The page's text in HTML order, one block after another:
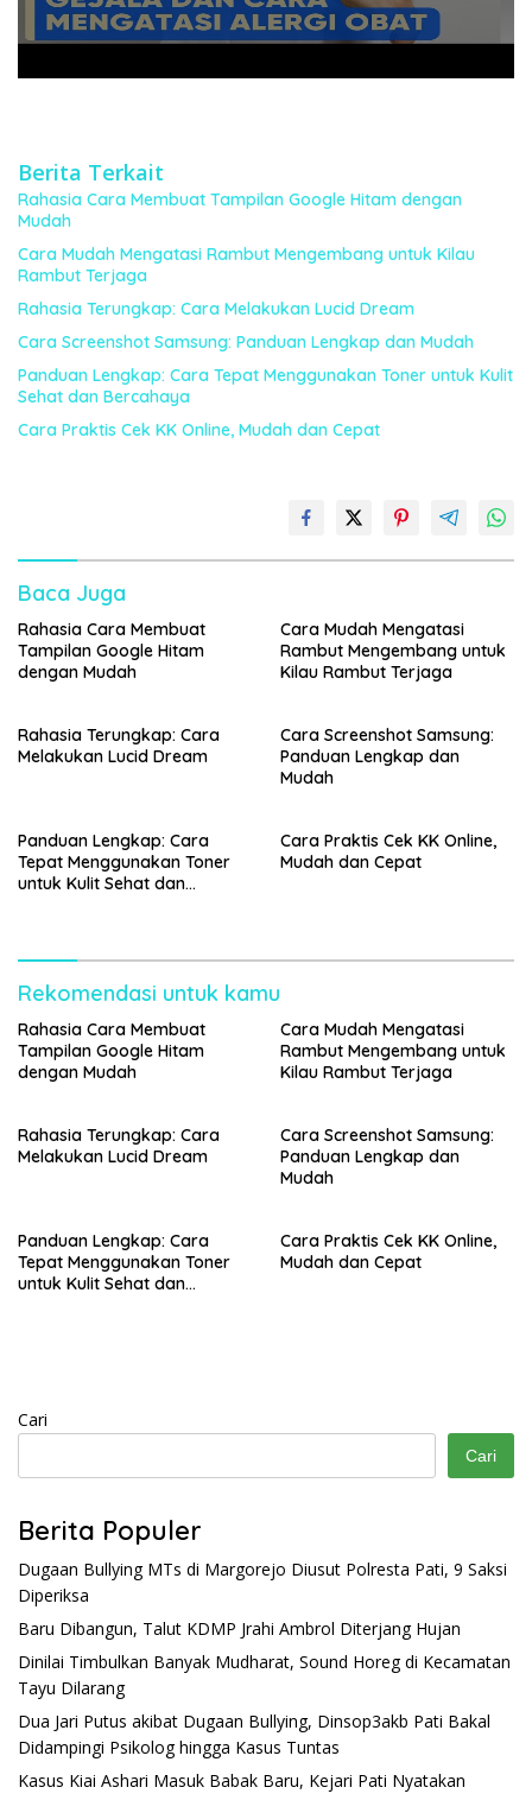
Berita Terkait
Rahasia Cara Membuat Tampilan Google Hitam dengan
Mudah
Cara Mudah Mengatasi Rambut Mengembang untuk Kilau
Rambut Terjaga
Rahasia Terungkap: Cara Melakukan Lucid Dream
Cara Screenshot Samsung: Panduan Lengkap dan Mudah
Panduan Lengkap: Cara Tepat Menggunakan Toner untuk Kulit
Sehat dan Bercahaya
Cara Praktis Cek KK Online, Mudah dan Cepat
Baca Juga
Rahasia Cara Membuat
Tampilan Google Hitam
dengan Mudah
Cara Mudah Mengatasi
Rambut Mengembang untuk
Kilau Rambut Terjaga
Rahasia Terungkap: Cara
Melakukan Lucid Dream
Cara Screenshot Samsung:
Panduan Lengkap dan
Mudah
Panduan Lengkap: Cara
Tepat Menggunakan Toner
untuk Kulit Sehat dan
Cara Praktis Cek KK Online,
Mudah dan Cepat
Rekomendasi untuk kamu
Rahasia Cara Membuat
Tampilan Google Hitam
dengan Mudah
Cara Mudah Mengatasi
Rambut Mengembang untuk
Kilau Rambut Terjaga
Rahasia Terungkap: Cara
Melakukan Lucid Dream
Cara Screenshot Samsung:
Panduan Lengkap dan
Mudah
Panduan Lengkap: Cara
Tepat Menggunakan Toner
untuk Kulit Sehat dan
Cara Praktis Cek KK Online,
Mudah dan Cepat
Cari
Cari
Berita Populer
Dugaan Bullying MTs di Margorejo Diusut Polresta Pati, 9 Saksi
Diperiksa
Baru Dibangun, Talut KDMP Jrahi Ambrol Diterjang Hujan
Dinilai Timbulkan Banyak Mudharat, Sound Horeg di Kecamatan
Tayu Dilarang
Dua Jari Putus akibat Dugaan Bullying, Dinsop3akb Pati Bakal
Didampingi Psikolog hingga Kasus Tuntas
Kasus Kiai Ashari Masuk Babak Baru, Kejari Pati Nyatakan